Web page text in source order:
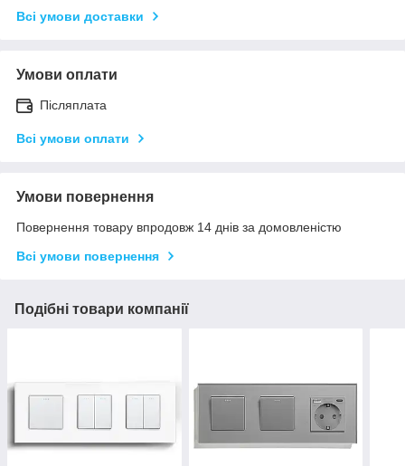
Всі умови доставки
Умови оплати
Післяплата
Всі умови оплати
Умови повернення
Повернення товару впродовж 14 днів за домовленістю
Всі умови повернення
Подібні товари компанії